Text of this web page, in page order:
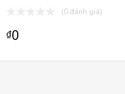
(0 đánh giá)
₫0